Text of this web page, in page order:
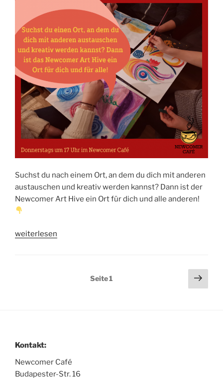
Suchst du nach einem Ort, an dem du dich mit anderen
austauschen und kreativ werden kannst? Dann ist der
Newcomer Art Hive ein Ort für dich und alle anderen!
„Art
weiterlesen
Seitennummerierung
Seite1
Kontakt:
Newcomer Café
Budapester-Str. 16